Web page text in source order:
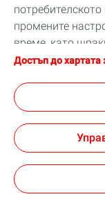
БЕЗОПАСНОСТ
Общи условия за
промените
време, като
моите
бисквитки. В
ще бъдат
необходими за
За повече
Достъп до хартата